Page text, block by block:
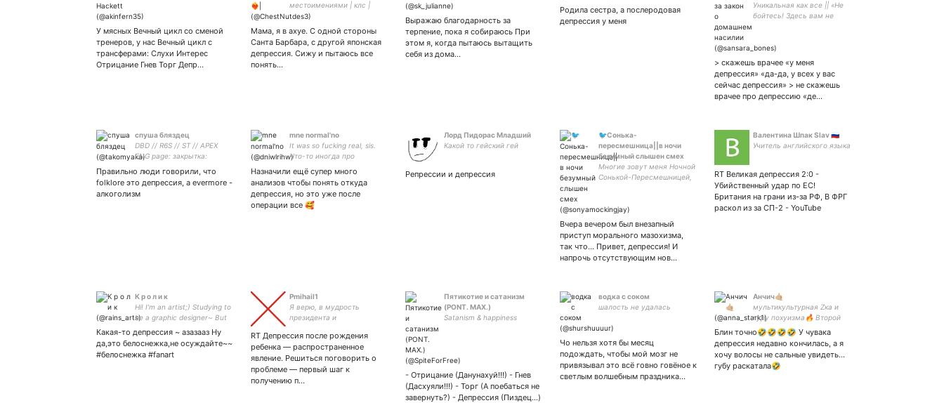
У мясных Вечный цикл со сменой
тренеров, у нас Вечный цикл с
трансферами: Слухи Интерес
Отрицание Гнев Торг Депр…
местоимениями | клс |
фанат Сина| совма с
and
Мама, я в ахуе. С одной стороны
Санта Барбара, с другой японская
депрессия. Сижу и пытаюсь все
понять...
Выражаю благодарность за
терпение, пока я собираюсь При
этом я, когда пытаюсь вытащить
себя из дома…
Родила сестра, а послеродовая
депрессия у меня
Уникальная как все || «Не
бойтесь! Здесь вам не
песенное расстройство ||
2800 1682 0919
> скажешь врачее «у меня
депрессия» «да-да, у всех у вас
сейчас депрессия» > не скажешь
врачее про депрессию «де…
спуша бляздец
DBD // R6S // ST // APEX
ENG page: закрытка:
Правильно люди говорили, что
folklore это депрессия, а evermore -
алкоголизм
mne normal'no
It was so fucking real, sis.
Что-то иногда про
#клубромантики и #genshin
Назначили ещё супер много
анализов чтобы понять откуда
депрессия, но это уже после
операции все 🥰
Лорд Пидорас Младший
Какой то гейский гей
Репрессии и депрессия
🐦Сонька-
пересмешница||в ночи
безумный слышен смех
Многие зовут меня Ночной
Сонькой-Пересмешницей,
можете звать меня
#взаимна с интересными
😏
Вчера вечером был внезапный
приступ морального мазохизма,
так что... Привет, депрессия! И
напрочь отсутствующим нов…
Валентина Шпак Slav 🇷🇺
Учитель английского языка
RT Великая депрессия 2:0 -
Убийственный удар по ЕС!
Британия на грани из-за РФ, В ФРГ
раскол из за СП-2 - YouTube
К р о л и к
Hi! I'm an artist;) Studying to
be a graphic designer~ But
now, I prefer to draw my
GAYs~
Какая-то депрессия ~ азазааз Ну
да,это белоснежка,не осуждайте~~
#белоснежка #fanart
Pmihail1
Я верю, в мудрость
президента и
заботу банков о клиентах,
в русалок верю, в домовых
RT Депрессия после рождения
ребенка — распространенное
явление. Решиться поговорить о
проблеме — первый шаг к
получению п…
Пятикотие и сатанизм
(PONT. MAX.)
Satanism & happiness
- Отрицание (Данунахуй!!!) - Гнев
(Дасхуяли!!!) - Торг (А поебаться не
завернуть?) - Депрессия (Пиздец...)
водка с соком
шалость не удалась
Чо нельзя хотя бы месяц
подождать, чтобы мой мозг не
привязывал это всё говно говёное к
светлым волшебным праздника…
Aнчич🤙🏼
мультикультурная Zка и
гуру похуизма🔥 Второй
неофициальный акк
Артёма Габрелянова
Блин точно🤣🤣🤣🤣 У чувака
депрессия недавно кончилась, а я
хочу волосы не сальные увидеть…
губу раскатала🤣